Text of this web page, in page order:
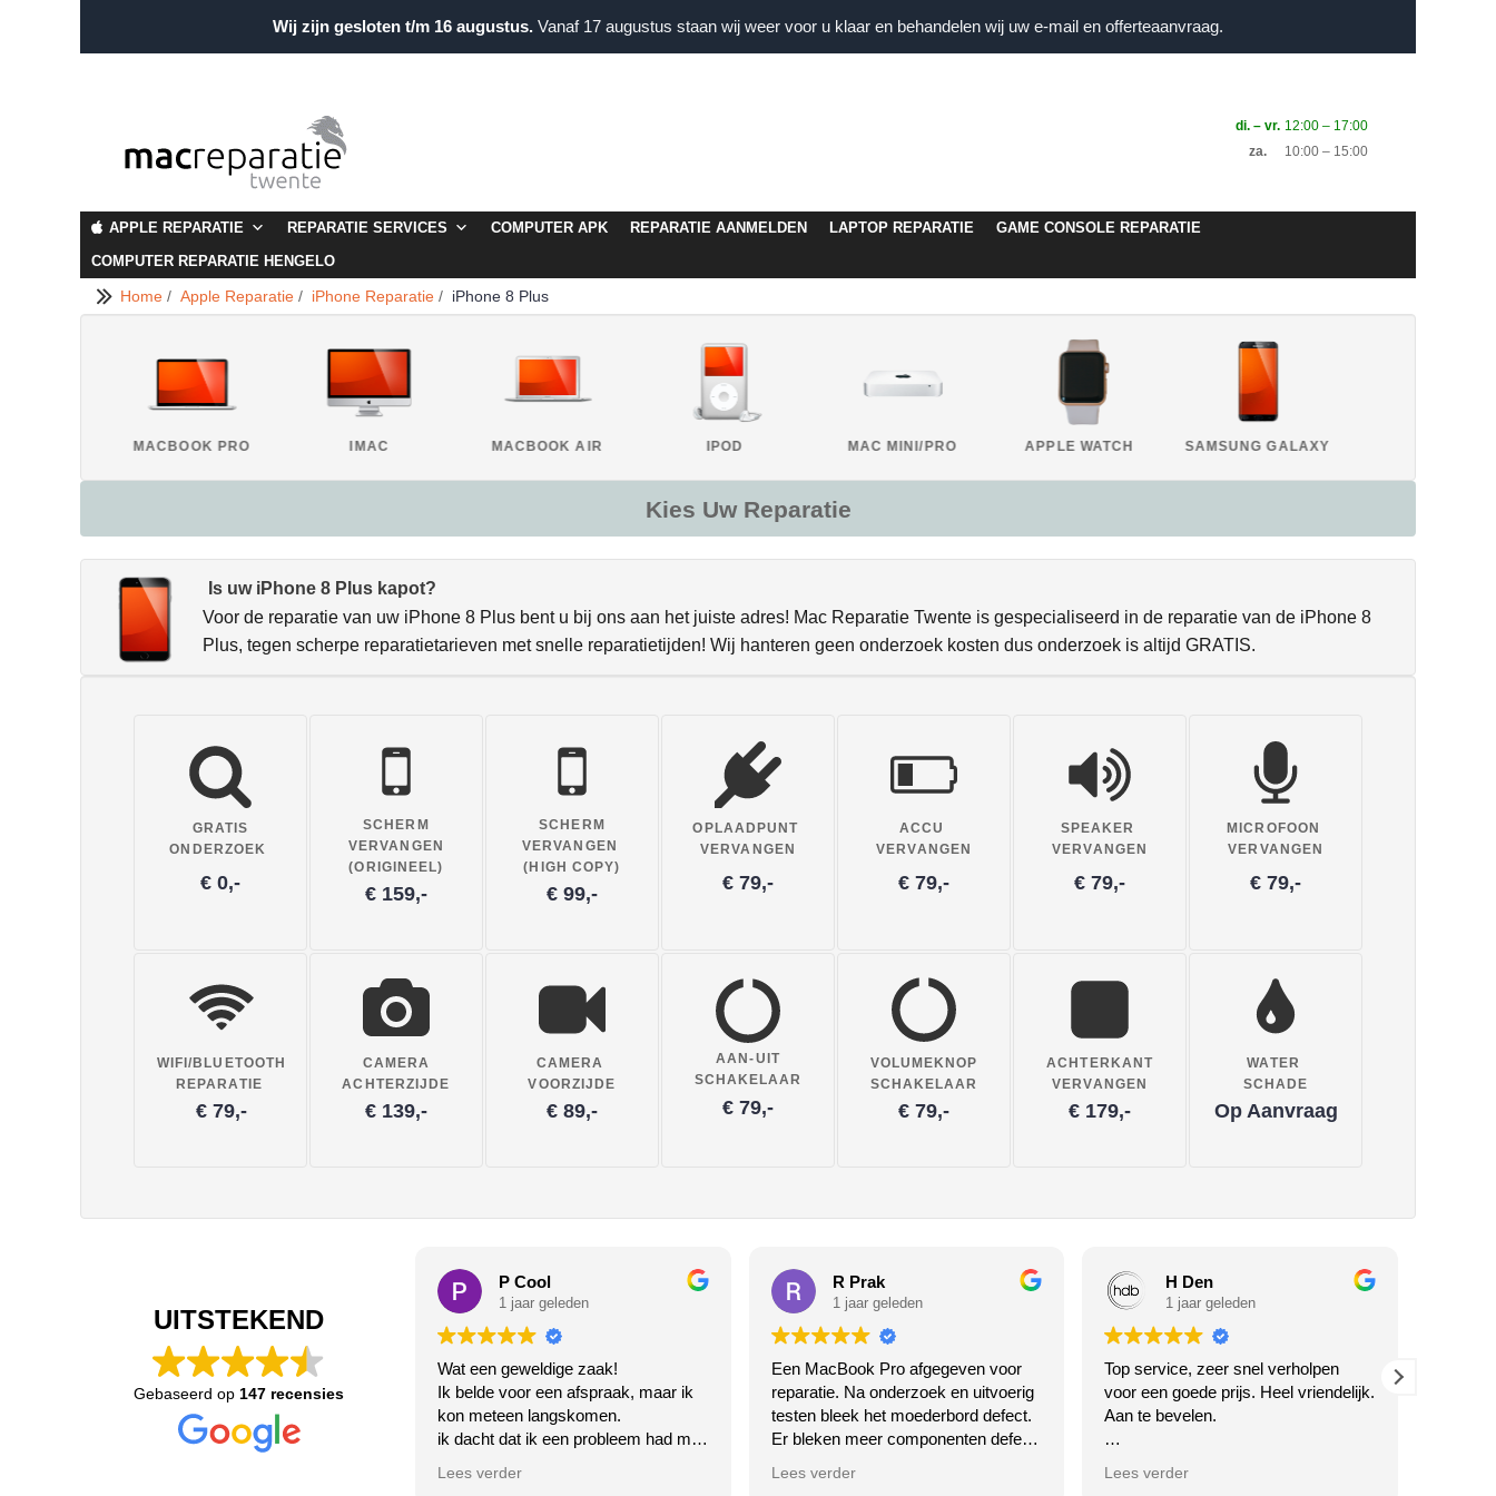
Wij zijn gesloten t/m 16 augustus. Vanaf 17 augustus staan wij weer voor u klaar en behandelen wij uw e-mail en offerteaanvraag.
di. – vr. 12:00 – 17:00
za.
10:00 – 15:00
APPLE REPARATIE REPARATIE SERVICES COMPUTER APK REPARATIE AANMELDEN LAPTOP REPARATIE
GAME CONSOLE REPARATIE
COMPUTER REPARATIE HENGELO
Home / Apple Reparatie / iPhone Reparatie / iPhone 8 Plus
MACBOOK PRO IMAC MACBOOK AIR IPOD MAC MINI/PRO APPLE WATCH SAMSUNG GALAXY
Kies Uw Reparatie
Is uw iPhone 8 Plus kapot?
Voor de reparatie van uw iPhone 8 Plus bent u bij ons aan het juiste adres! Mac Reparatie Twente is gespecialiseerd in de reparatie van de iPhone 8
Plus, tegen scherpe reparatietarieven met snelle reparatietijden! Wij hanteren geen onderzoek kosten dus onderzoek is altijd GRATIS.
GRATIS
ONDERZOEK
€ 0,-
SCHERM
VERVANGEN
(ORIGINEEL)
€ 159,-
SCHERM
VERVANGEN
(HIGH COPY)
€ 99,-
OPLAADPUNT
VERVANGEN
€ 79,-
ACCU
VERVANGEN
€ 79,-
SPEAKER
VERVANGEN
€ 79,-
MICROFOON
VERVANGEN
€ 79,-
WIFI/BLUETOOTH
REPARATIE
€ 79,-
CAMERA
ACHTERZIJDE
€ 139,-
CAMERA
VOORZIJDE
€ 89,-
AAN-UIT
SCHAKELAAR
€ 79,-
VOLUMEKNOP
SCHAKELAAR
€ 79,-
ACHTERKANT
VERVANGEN
€ 179,-
WATER
SCHADE
Op Aanvraag
UITSTEKEND
Gebaseerd op 147 recensies
P Cool
1 jaar geleden
Wat een geweldige zaak!
Ik belde voor een afspraak, maar ik
kon meteen langskomen.
ik dacht dat ik een probleem had met
Lees verder
R Prak
1 jaar geleden
Een MacBook Pro afgegeven voor
reparatie. Na onderzoek en uitvoerig
testen bleek het moederbord defect.
Er bleken meer componenten defect
Lees verder
H Den
1 jaar geleden
Top service, zeer snel verholpen
voor een goede prijs. Heel vriendelijk.
Aan te bevelen.
Lees verder